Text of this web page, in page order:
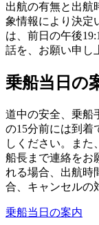
出航の有無と出航
象情報により決定
は、前日の午後
話を、お願い申し
乗船当日の
道中の安全、乗船
の15分前には到着
しください。また
船長まで連絡をお
れる場合、出航時
合、キャンセルの
乗船当日の案内